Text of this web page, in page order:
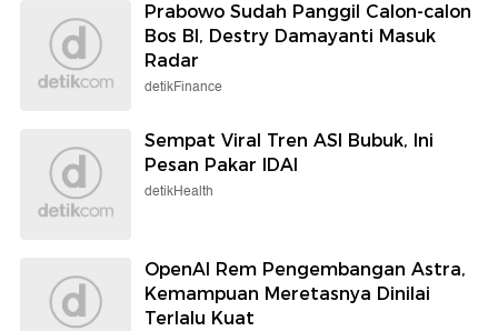
Prabowo Sudah Panggil Calon-calon
Bos BI, Destry Damayanti Masuk
Radar
detikFinance
Sempat Viral Tren ASI Bubuk, Ini
Pesan Pakar IDAI
detikHealth
OpenAI Rem Pengembangan Astra,
Kemampuan Meretasnya Dinilai
Terlalu Kuat